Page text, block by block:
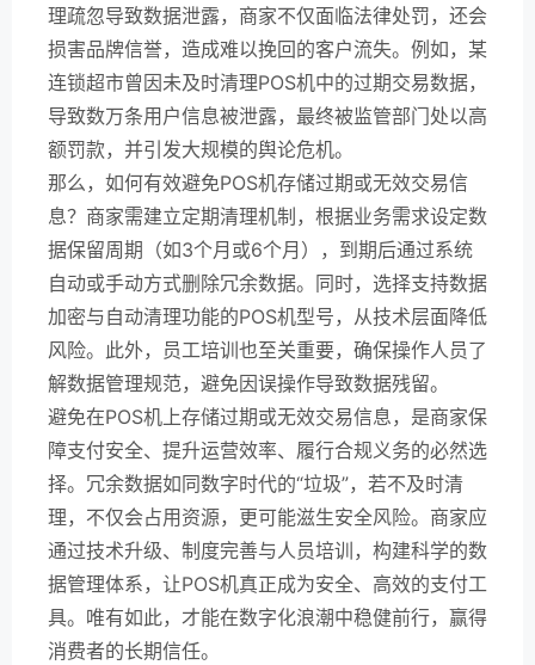
理疏忽导致数据泄露，商家不仅面临法律处罚，还会
损害品牌信誉，造成难以挽回的客户流失。例如，某
连锁超市曾因未及时清理POS机中的过期交易数据，
导致数万条用户信息被泄露，最终被监管部门处以高
额罚款，并引发大规模的舆论危机。
那么，如何有效避免POS机存储过期或无效交易信
息？商家需建立定期清理机制，根据业务需求设定数
据保留周期（如3个月或6个月），到期后通过系统
自动或手动方式删除冗余数据。同时，选择支持数据
加密与自动清理功能的POS机型号，从技术层面降低
风险。此外，员工培训也至关重要，确保操作人员了
解数据管理规范，避免因误操作导致数据残留。
避免在POS机上存储过期或无效交易信息，是商家保
障支付安全、提升运营效率、履行合规义务的必然选
择。冗余数据如同数字时代的“垃圾”，若不及时清
理，不仅会占用资源，更可能滋生安全风险。商家应
通过技术升级、制度完善与人员培训，构建科学的数
据管理体系，让POS机真正成为安全、高效的支付工
具。唯有如此，才能在数字化浪潮中稳健前行，赢得
消费者的长期信任。